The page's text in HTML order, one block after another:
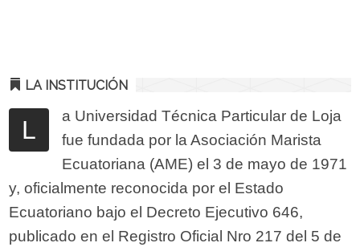
LA INSTITUCIÓN
L
a Universidad Técnica Particular de Loja
fue fundada por la Asociación Marista
Ecuatoriana (AME) el 3 de mayo de 1971
y, oficialmente reconocida por el Estado
Ecuatoriano bajo el Decreto Ejecutivo 646,
publicado en el Registro Oficial Nro 217 del 5 de